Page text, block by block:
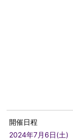
開催日程
2024年7月6日(土)